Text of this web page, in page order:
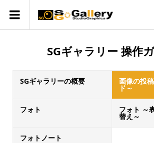
SGギャラリー 操作
SGギャラリーの概要 画像の投
ド～
フォト フォト ～
替え～
フォトノート